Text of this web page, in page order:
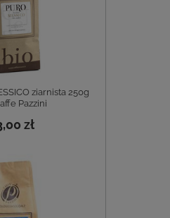
ziarnista 250g
Pazzini
zł